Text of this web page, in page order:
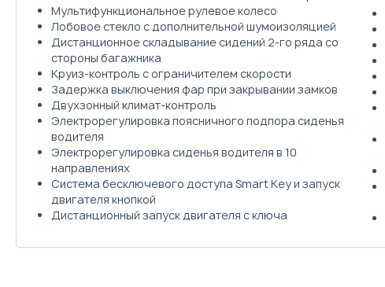
Мультифункциональное рулевое колесо
Лобовое стекло с дополнительной шумоизоляцией
Дистанционное складывание сидений 2-го ряда со
стороны багажника
Круиз-контроль с ограничителем скорости
Задержка выключения фар при закрывании замков
Двухзонный климат-контроль
Электрорегулировка поясничного подпора сиденья
водителя
Электрорегулировка сиденья водителя в 10
направлениях
Система бесключевого доступа Smart Key и запуск
двигателя кнопкой
Дистанционный запуск двигателя с ключа